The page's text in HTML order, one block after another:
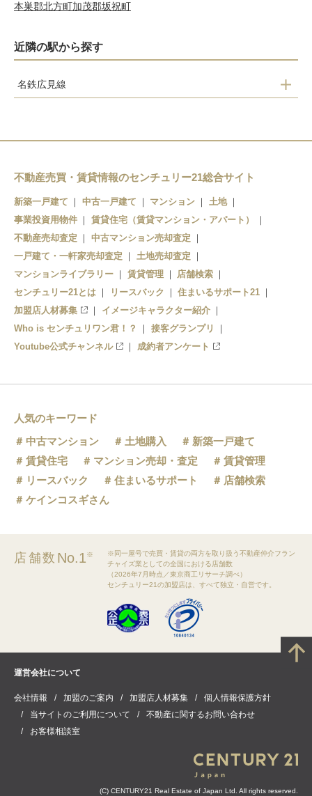
本巣郡北方町加茂郡坂祝町
近隣の駅から探す
名鉄広見線
御嵩口駅
御嵩駅
不動産売買・賃貸情報のセンチュリー21総合サイト
新築一戸建て 中古一戸建て マンション
土地
事業投資用物件
賃貸住宅（賃貸マンション・アパート）
不動産売却査定
中古マンション売却査定
一戸建て・一軒家売却査定
土地売却査定
マンションライブラリー
賃貸管理
店舗検索
センチュリー21とは
リースバック
住まいるサポート21
加盟店人材募集
イメージキャラクター紹介
Who is センチュリワン君！？
接客グランプリ
Youtube公式チャンネル
成約者アンケート
人気のキーワード
中古マンション
土地購入
新築一戸建て
賃貸住宅
マンション売却・査定
賃貸管理
リースバック
住まいるサポート
店舗検索
ケインコスギさん
店舗数 No.1※
※同一屋号で売買・賃貸の両方を取り扱う不動産仲介フラン
チャイズ業としての全国における店舗数
（2026年7月時点／東京商工リサーチ調べ）
センチュリー21の加盟店は、すべて独立・自営です。
運営会社について
会社情報 加盟のご案内 加盟店人材募集
個人情報保護方針
当サイトのご利用について
不動産に関するお問い合わせ
お客様相談室
(C) CENTURY21 Real Estate of Japan Ltd. All rights reserved.